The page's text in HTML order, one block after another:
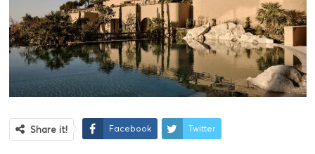
Share it! Facebook Twitter